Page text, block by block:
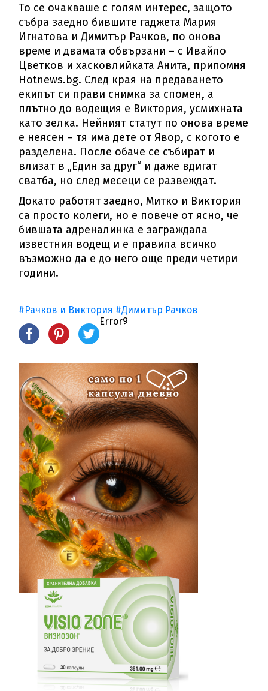
То се очакваше с голям интерес, защото
събра заедно бившите гаджета Мария
Игнатова и Димитър Рачков, по онова
време и двамата обвързани – с Ивайло
Цветков и хасковлийката Анита, припомня
Hotnews.bg. След края на предаването
екипът си прави снимка за спомен, а
плътно до водещия е Виктория, усмихната
като зелка. Нейният статут по онова време
е неясен – тя има дете от Явор, с когото е
разделена. После обаче се събират и
влизат в „Един за друг“ и даже вдигат
сватба, но след месеци се развеждат.
Докато работят заедно, Митко и Виктория
са просто колеги, но е повече от ясно, че
бившата адреналинка е заграждала
известния водещ и е правила всичко
възможно да е до него още преди четири
години.
#Рачков и Виктория #Димитър Рачков
Error9